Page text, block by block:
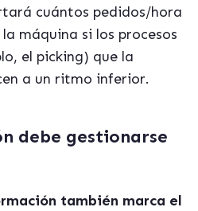
cuántos pedidos/hora
máquina si los procesos
el picking) que la
a un ritmo inferior.
debe gestionarse
también marca el